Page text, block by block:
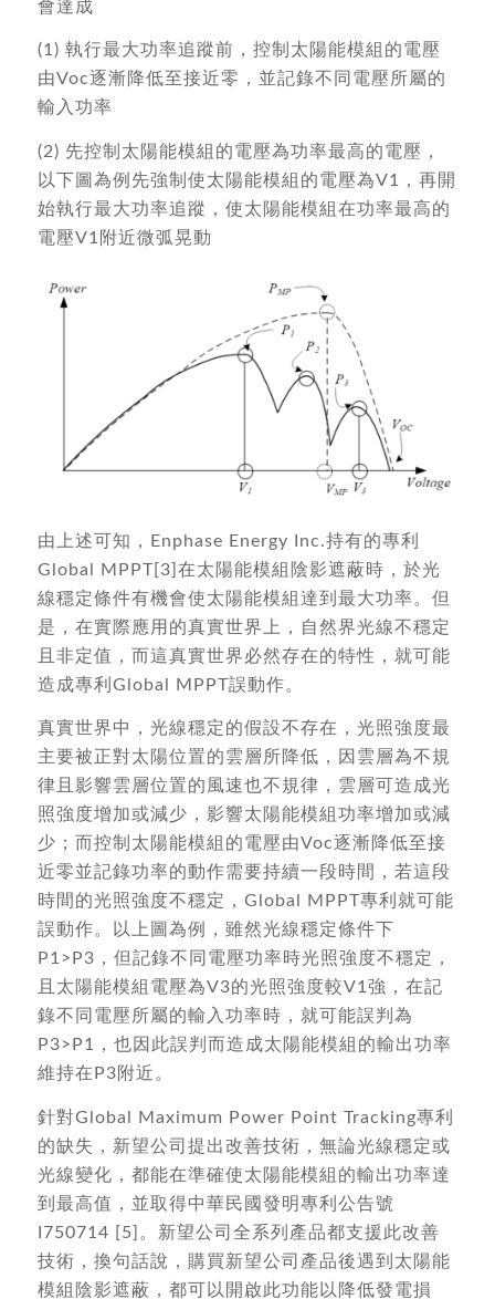
會達成
(1) 執行最大功率追蹤前，控制太陽能模組的電壓
由Voc逐漸降低至接近零，並記錄不同電壓所屬的
輸入功率
(2) 先控制太陽能模組的電壓為功率最高的電壓，
以下圖為例先強制使太陽能模組的電壓為V1，再開
始執行最大功率追蹤，使太陽能模組在功率最高的
電壓V1附近微弧晃動
由上述可知，Enphase Energy Inc.持有的專利
Global MPPT[3]在太陽能模組陰影遮蔽時，於光
線穩定條件有機會使太陽能模組達到最大功率。但
是，在實際應用的真實世界上，自然界光線不穩定
且非定值，而這真實世界必然存在的特性，就可能
造成專利Global MPPT誤動作。
真實世界中，光線穩定的假設不存在，光照強度最
主要被正對太陽位置的雲層所降低，因雲層為不規
律且影響雲層位置的風速也不規律，雲層可造成光
照強度增加或減少，影響太陽能模組功率增加或減
少；而控制太陽能模組的電壓由Voc逐漸降低至接
近零並記錄功率的動作需要持續一段時間，若這段
時間的光照強度不穩定，Global MPPT專利就可能
誤動作。以上圖為例，雖然光線穩定條件下
P1>P3，但記錄不同電壓功率時光照強度不穩定，
且太陽能模組電壓為V3的光照強度較V1強，在記
錄不同電壓所屬的輸入功率時，就可能誤判為
P3>P1，也因此誤判而造成太陽能模組的輸出功率
維持在P3附近。
針對Global Maximum Power Point Tracking專利
的缺失，新望公司提出改善技術，無論光線穩定或
光線變化，都能在準確使太陽能模組的輸出功率達
到最高值，並取得中華民國發明專利公告號
I750714 [5]。新望公司全系列產品都支援此改善
技術，換句話說，購買新望公司產品後遇到太陽能
模組陰影遮蔽，都可以開啟此功能以降低發電損